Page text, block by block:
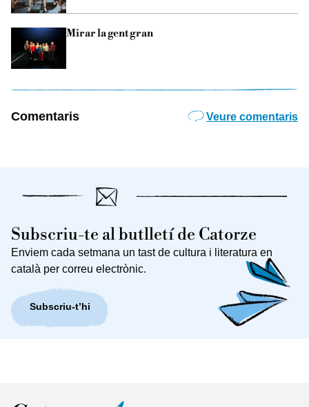
Mirar la gent gran
Comentaris Veure comentaris
Subscriu-te al butlletí de Catorze
Enviem cada setmana un tast de cultura i literatura en
català per correu electrònic.
Subscriu-t’hi